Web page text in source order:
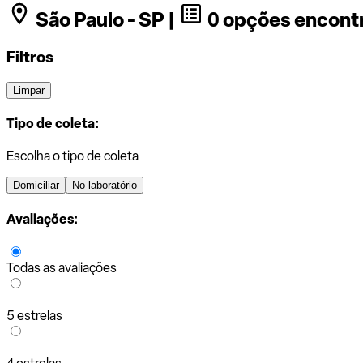
São Paulo - SP |
0 opções
Filtros
Limpar
Tipo de coleta:
Escolha o tipo de coleta
Domiciliar No laboratório
Avaliações:
Todas as avaliações
5 estrelas